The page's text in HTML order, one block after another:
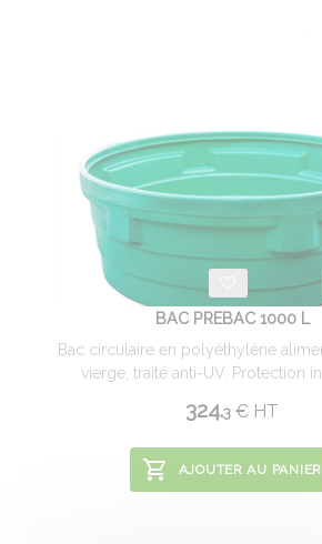
BAC PREBAC 1000 L
Bac circulaire en polyéthylène
vierge, traité anti-UV. Protection
324.3 € HT
AJOUTER AU PANIER